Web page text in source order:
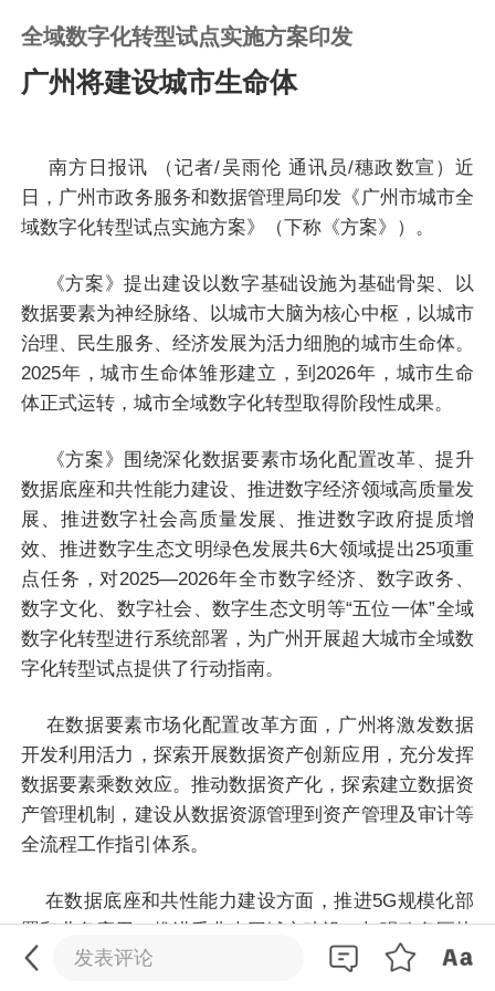
全域数字化转型试点实施方案印发
广州将建设城市生命体
南方日报讯 （记者/吴雨伦 通讯员/穗政数宣）近
日，广州市政务服务和数据管理局印发《广州市城市全
域数字化转型试点实施方案》（下称《方案》）。
《方案》提出建设以数字基础设施为基础骨架、以
数据要素为神经脉络、以城市大脑为核心中枢，以城市
治理、民生服务、经济发展为活力细胞的城市生命体。
2025年，城市生命体雏形建立，到2026年，城市生命
体正式运转，城市全域数字化转型取得阶段性成果。
《方案》围绕深化数据要素市场化配置改革、提升
数据底座和共性能力建设、推进数字经济领域高质量发
展、推进数字社会高质量发展、推进数字政府提质增
效、推进数字生态文明绿色发展共6大领域提出25项重
点任务，对2025—2026年全市数字经济、数字政务、
数字文化、数字社会、数字生态文明等“五位一体”全域
数字化转型进行系统部署，为广州开展超大城市全域数
字化转型试点提供了行动指南。
在数据要素市场化配置改革方面，广州将激发数据
开发利用活力，探索开展数据资产创新应用，充分发挥
数据要素乘数效应。推动数据资产化，探索建立数据资
产管理机制，建设从数据资源管理到资产管理及审计等
全流程工作指引体系。
在数据底座和共性能力建设方面，推进5G规模化部
署和业务应用，推进千兆光网城市建设，加强政务区块
链建设，大力推动广州人工智能公共算力中心建设，支
发表评论
0/200
发送